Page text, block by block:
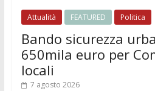
Attualità FEATURED Politica
Bando sicurezza
650mila euro per
locali
7 agosto 2026